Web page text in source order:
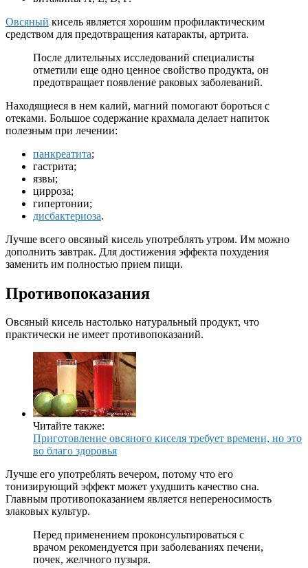
Овсяный кисель является хорошим профилактическим
средством для предотвращения катаракты, артрита.
После длительных исследований специалисты
отметили еще одно ценное свойство продукта, он
предотвращает появление раковых заболеваний.
Находящиеся в нем калий, магний помогают бороться с
отеками. Большое содержание крахмала делает напиток
полезным при лечении:
панкреатита;
гастрита;
язвы;
цирроза;
гипертонии;
дисбактериоза.
Лучше всего овсяный кисель употреблять утром. Им можно
дополнить завтрак. Для достижения эффекта похудения
заменить им полностью прием пищи.
Противопоказания
Овсяный кисель настолько натуральный продукт, что
практически не имеет противопоказаний.
Читайте также:
Приготовление овсяного киселя требует времени, но это
во благо здоровья
Лучше его употреблять вечером, потому что его
тонизирующий эффект может ухудшить качество сна.
Главным противопоказанием является непереносимость
злаковых культур.
Перед применением проконсультироваться с
врачом рекомендуется при заболеваниях печени,
почек, желчного пузыря.